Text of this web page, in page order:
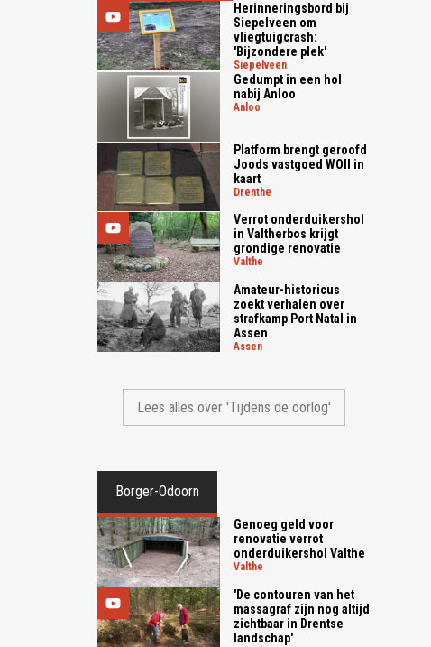
Herinneringsbord bij
Siepelveen om
vliegtuigcrash:
'Bijzondere plek'
siepelveen
Gedumpt in een hol
nabij Anloo
anloo
Platform brengt geroofd
Joods vastgoed WOII in
kaart
drenthe
Verrot onderduikershol
in Valtherbos krijgt
grondige renovatie
valthe
Amateur-historicus
zoekt verhalen over
strafkamp Port Natal in
Assen
assen
Lees alles over 'Tijdens de oorlog'
Borger-Odoorn
Genoeg geld voor
renovatie verrot
onderduikershol Valthe
valthe
'De contouren van het
massagraf zijn nog altijd
zichtbaar in Drentse
landschap'